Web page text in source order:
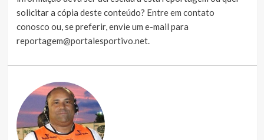
solicitar a cópia deste conteúdo? Entre em contato
conosco ou, se preferir, envie um e-mail para
reportagem@portalesportivo.net.